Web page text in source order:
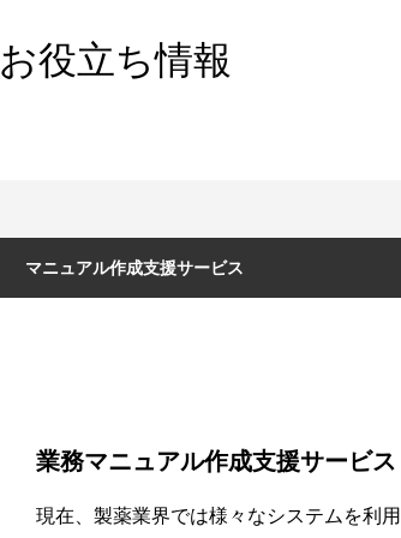
お役立ち情報
マニュアル作成支援サービス
業務マニュアル作成支援サービス
現在、製薬業界では様々なシステムを利